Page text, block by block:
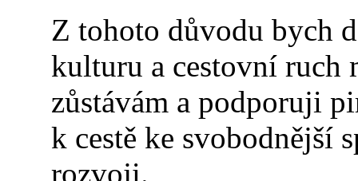
Z tohoto důvodu bych
kulturu a cestovní ruch
zůstávám a podporuji
k cestě ke svobodnější
rozvoji.